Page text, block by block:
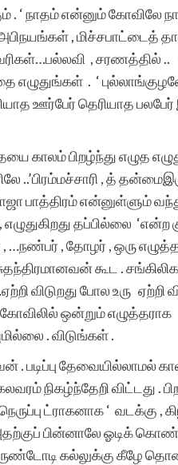
. ‘ நாதம் என்னும் கோவிலே
, மிச்சபாட்டைத்
, சரணத்தில் ..
. ‘
ஊர்பேர் தெரியாத
காலம் பிறழ்ந்து எழுத​
, த்
பாத்திரம் என்னுள்ளும்
தப்பில்லை ‘என்ற​
, தோழர் , ஒரு
கூட​ .
விடுறது போல​ உரு ஏற்றி
கோவிலில் ஒன்றும் எழுத்தராக​
. விடுங்கள் .
. படிப்பு தேவையில்லாமல்
நிகழ்ந்தேறி விட்டது .
ட்ராகனாக​ ‘ வடக்கு ,
பின்னாலே ஓடிக்
கல்லுக்கு கீழே
ஒரு கூகுள்
உங்கள்
கதைகளை
கண்டேன்.
தளத்தின்
இயங்குமுறையும்
இருக்கிறது.